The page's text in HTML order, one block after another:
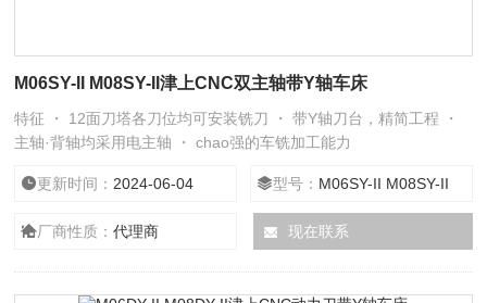
M06SY-II M08SY-II津上CNC双主轴带Y轴车床
特征 ・ 12面刀塔各刀位均可安装铣刀 ・ 带Y轴刀台，精简工程 ・
主轴·背轴均采用电主轴 ・ chao强的车铣加工能力
更新时间： 2024-06-04 型号： M06SY-II M08SY-II
厂商性质：代理商 现在联系